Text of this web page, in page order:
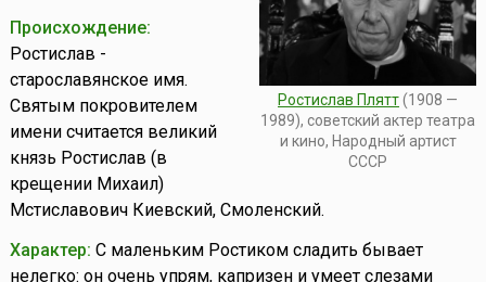
Ростислав Плятт(1908 —
1989), советский актер театра
и кино, Народный артист
СССР
Происхождение:
Ростислав -
старославянское имя.
Святым покровителем
имени считается великий
князь Ростислав (в
крещении Михаил)
Мстиславович Киевский, Смоленский.
Характер: С маленьким Ростиком сладить бывает
нелегко: он очень упрям, капризен и умеет слезами